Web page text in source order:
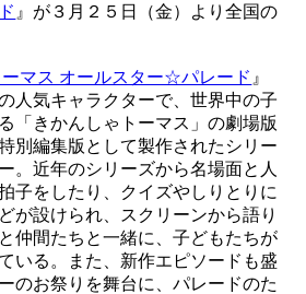
』が３月２５日（金）より全国の
マス オールスター☆パレード 』
人気キャラクターで、世界中の子
「きかんしゃトーマス」の劇場版
別編集版として製作されたシリー
。近年のシリーズから名場面と人
子をしたり、クイズやしりとりに
が設けられ、スクリーンから語り
仲間たちと一緒に、子どもたちが
いる。また、新作エピソードも盛
のお祭りを舞台に、パレードのた